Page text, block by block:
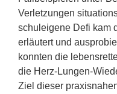
Verletzungen
schuleigene Defi kam
erläutert und
konnten die
die Herz-Lungen-
Ziel dieser